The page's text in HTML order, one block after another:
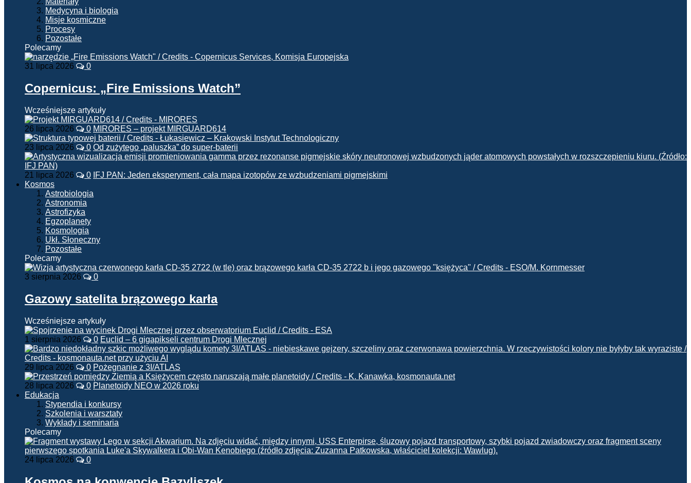
Medycyna i biologia
Misje kosmiczne
Procesy
Pozostałe
Polecamy
31 lipca 2026 0
Copernicus: „Fire Emissions Watch”
Wcześniejsze artykuły
26 lipca 2026 0 MIRORES – projekt MIRGUARD614
23 lipca 2026 0 Od zużytego „paluszka” do super-baterii
21 lipca 2026 0 IFJ PAN: Jeden eksperyment, cała mapa izotopów ze wzbudzeniami pigmejskimi
Kosmos
Astrobiologia
Astronomia
Astrofizyka
Egzoplanety
Kosmologia
Ukł. Słoneczny
Pozostałe
Polecamy
3 sierpnia 2026 0
Gazowy satelita brązowego karła
Wcześniejsze artykuły
1 sierpnia 2026 0 Euclid – 6 gigapikseli centrum Drogi Mlecznej
29 lipca 2026 0 Pożegnanie z 3I/ATLAS
28 lipca 2026 0 Planetoidy NEO w 2026 roku
Edukacja
Stypendia i konkursy
Szkolenia i warsztaty
Wykłady i seminaria
Polecamy
24 lipca 2026 0